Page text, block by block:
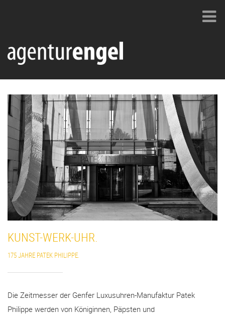
KUNST-WERK-UHR.
175 JAHRE PATEK PHILIPPE.
Die Zeitmesser der Genfer Luxusuhren-Manufaktur Patek
Philippe werden von Königinnen, Päpsten und